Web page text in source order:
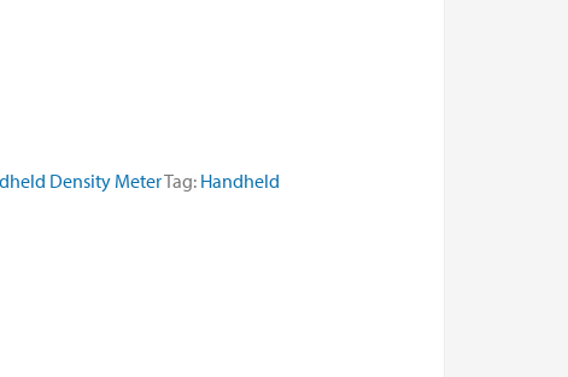
Density MeterTag: Handheld